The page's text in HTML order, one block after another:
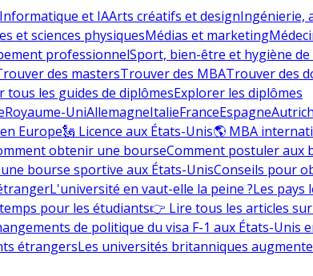
Informatique et IAArts créatifs et designIngénierie,
et sciences physiquesMédias et marketing
professionnelSport, bien-être et hygiène de
des mastersTrouver des MBATrouver des
tous les guides de diplômesExplorer les diplômes
Royaume-UniAllemagneItalieFranceEspagne
Europe🗽 Licence aux États-Unis🌎 MBA
obtenir une bourseComment postuler aux
bourse sportive aux États-UnisConseils pour
L'université en vaut-elle la peine ?Les pays
pour les étudiants👉 Lire tous les articles
de politique du visa F-1 aux États-Unis
étrangersLes universités britanniques